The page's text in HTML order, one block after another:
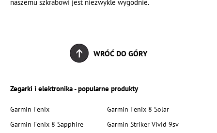
naszemu szkrabowi jest niezwykle wygodnie.
WRÓĆ DO GÓRY
Zegarki i elektronika - popularne produkty
Garmin Fenix
Garmin Fenix 8 Solar
Garmin Fenix 8 Sapphire
Garmin Striker Vivid 9sv